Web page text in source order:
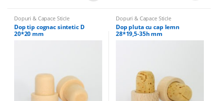
Dopuri & Capace Sticle
Dop tip cognac sintetic D
20*20 mm
Dopuri & Capace Sticle
Dop pluta cu cap lemn
28*19,5-35h mm